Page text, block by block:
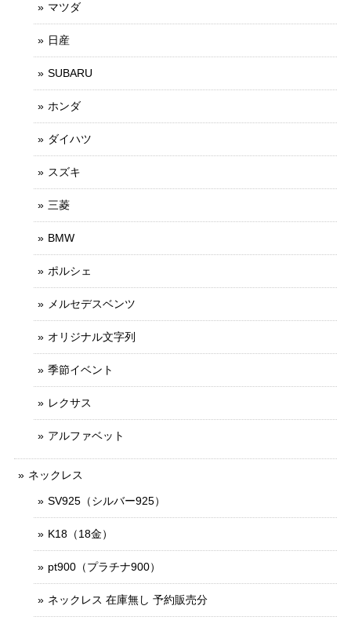
マツダ
日産
SUBARU
ホンダ
ダイハツ
スズキ
三菱
BMW
ポルシェ
メルセデスベンツ
オリジナル文字列
季節イベント
レクサス
アルファベット
ネックレス
SV925（シルバー925）
K18（18金）
pt900（プラチナ900）
ネックレス 在庫無し 予約販売分